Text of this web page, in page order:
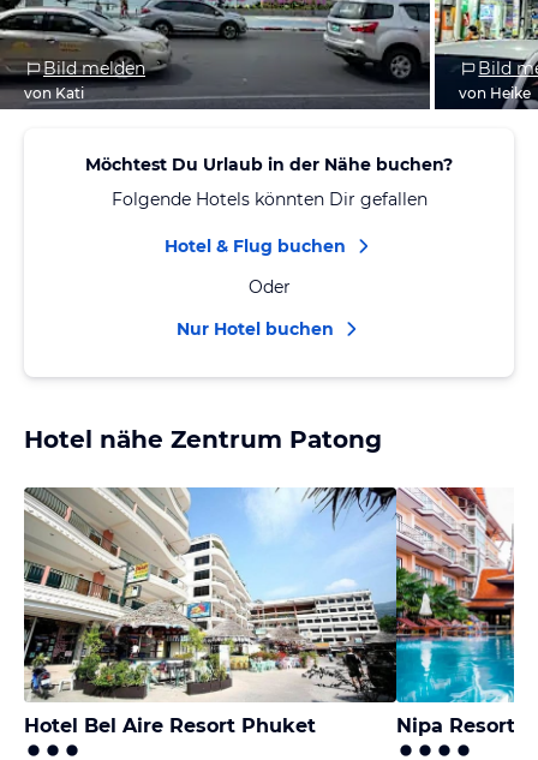
Bild melden
von Kati
Bild
von Heike
Möchtest Du Urlaub in der Nähe buchen?
Folgende Hotels könnten Dir gefallen
Hotel & Flug buchen
Oder
Nur Hotel buchen
Hotel nähe Zentrum Patong
Hotel Bel Aire Resort Phuket Nipa Resort